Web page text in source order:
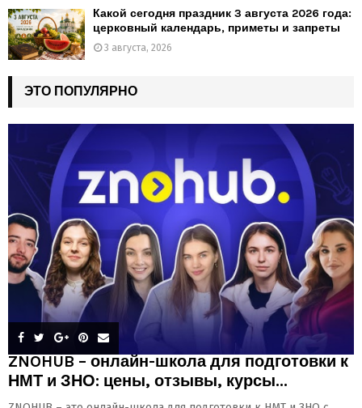
Какой сегодня праздник 3 августа 2026 года:
церковный календарь, приметы и запреты
3 августа, 2026
ЭТО ПОПУЛЯРНО
ZNOHUB – онлайн-школа для подготовки к
НМТ и ЗНО: цены, отзывы, курсы...